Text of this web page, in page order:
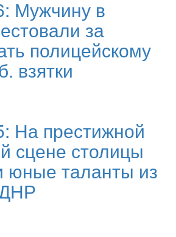
Мужчину в
за
полицейскому
взятки
На престижной
сцене столицы
юные таланты из